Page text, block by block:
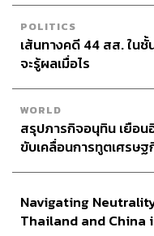
POLITICS
เส้นทางคดี 44 สส. ใน
จะรู้ผลเมื่อไร
WORLD
สรุปภารกิจอนุทิน เยือน
ขับเคลื่อนการทูตเศรษฐ
Navigating
Thailand and China